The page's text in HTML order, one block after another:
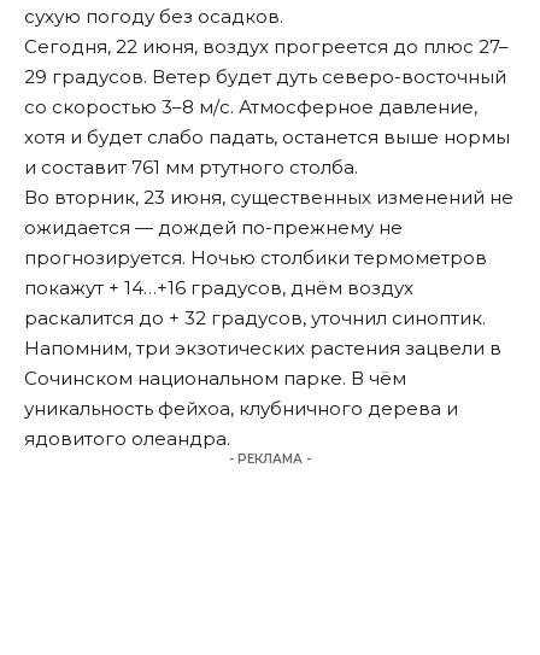
сухую погоду без осадков.
Сегодня, 22 июня, воздух прогреется до плюс 27–
29 градусов. Ветер будет дуть северо-восточный
со скоростью 3–8 м/с. Атмосферное давление,
хотя и будет слабо падать, останется выше нормы
и составит 761 мм ртутного столба.
Во вторник, 23 июня, существенных изменений не
ожидается — дождей по-прежнему не
прогнозируется. Ночью столбики термометров
покажут + 14…+16 градусов, днём воздух
раскалится до + 32 градусов, уточнил синоптик.
Напомним, три экзотических растения зацвели в
Сочинском национальном парке. В чём
уникальность фейхоа, клубничного дерева и
ядовитого олеандра.
- РЕКЛАМА -